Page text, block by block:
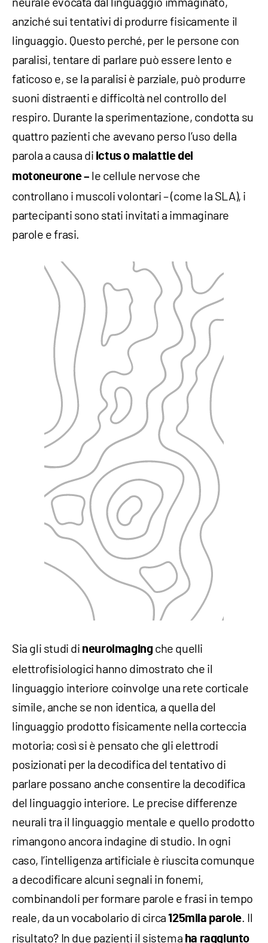
anziché sui tentativi di produrre fisicamente il
linguaggio. Questo perché, per le persone con
paralisi, tentare di parlare può essere lento e
faticoso e, se la paralisi è parziale, può produrre
suoni distraenti e difficoltà nel controllo del
respiro. Durante la sperimentazione, condotta su
quattro pazienti che avevano perso l’uso della
parola a causa di ictus o malattie del
motoneurone – le cellule nervose che
controllano i muscoli volontari – (come la SLA), i
partecipanti sono stati invitati a immaginare
parole e frasi.
Sia gli studi di neuroimagingche quelli
elettrofisiologici hanno dimostrato che il
linguaggio interiore coinvolge una rete corticale
simile, anche se non identica, a quella del
linguaggio prodotto fisicamente nella corteccia
motoria; così si è pensato che gli elettrodi
posizionati per la decodifica del tentativo di
parlare possano anche consentire la decodifica
del linguaggio interiore. Le precise differenze
neurali tra il linguaggio mentale e quello prodotto
rimangono ancora indagine di studio. In ogni
caso, l’intelligenza artificiale è riuscita comunque
a decodificare alcuni segnali in fonemi,
combinandoli per formare parole e frasi in tempo
reale, da un vocabolario di circa125mila parole. Il
risultato? In due pazienti il sistema ha raggiunto